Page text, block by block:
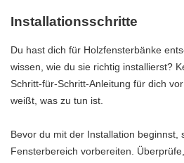
Installationsschritte
Du hast dich für Holzfensterbänke
wissen, wie du sie richtig installierst?
Schritt-für-Schritt-Anleitung für dich
weißt, was zu tun ist.
Bevor du mit der Installation beginnst,
Fensterbereich vorbereiten.